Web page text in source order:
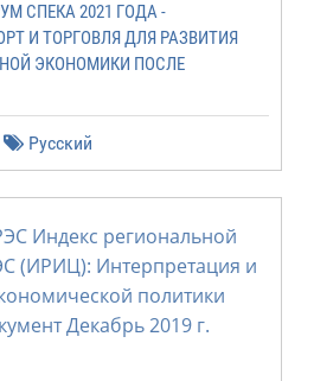
СПЕКА 2021 ГОДА -
И ТОРГОВЛЯ ДЛЯ РАЗВИТИЯ
ЭКОНОМИКИ ПОСЛЕ
Русский